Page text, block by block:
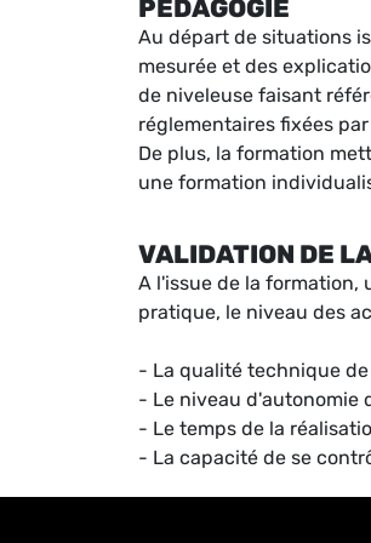
PÉDAGOGIE
Au départ de situations
mesurée et des
de niveleuse faisant
réglementaires fixées
De plus, la formation
une formation
VALIDATION DE
A l'issue de la formation,
pratique, le niveau des
- La qualité technique
- Le niveau d'autonomie
- Le temps de la
- La capacité de se